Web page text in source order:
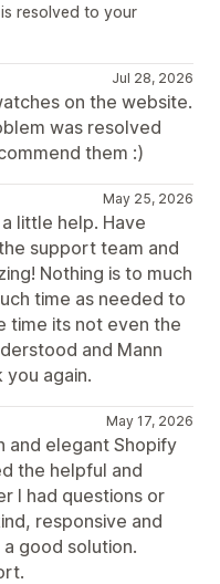
resolved to your
Jul 28, 2026
on the website.
was resolved
them :)
May 25, 2026
little help. Have
support team and
Nothing is to much
time as needed to
time its not even the
and Mann
you again.
May 17, 2026
and elegant Shopify
the helpful and
I had questions or
responsive and
good solution.